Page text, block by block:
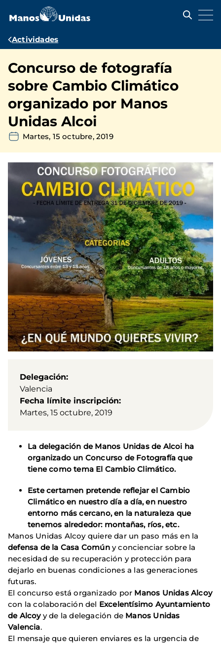
contenido
Ruta
navegación
Actividades
Concurso de fotografía
sobre Cambio Climático
organizado por Manos
Unidas Alcoi
Martes, 15 octubre, 2019
Delegación
Valencia
Fecha límite inscripción
Martes, 15 octubre, 2019
La delegación de Manos Unidas de Alcoi ha
organizado un Concurso de Fotografía que
tiene como tema El Cambio Climático.
Este certamen pretende reflejar el Cambio
Climático en nuestro día a día, en nuestro
entorno más cercano, en la naturaleza que
tenemos alrededor: montañas, ríos, etc.
Manos Unidas Alcoy quiere dar un paso más en la
defensa de la Casa Comúny concienciar sobre la
necesidad de su recuperación y protección para
dejarlo en buenas condiciones a las generaciones
futuras.
El concurso está organizado por Manos Unidas Alcoy
con la colaboración del Excelentísimo Ayuntamiento
de Alcoyy de la delegación de Manos Unidas
Valencia.
El mensaje que quieren enviares es la urgencia de